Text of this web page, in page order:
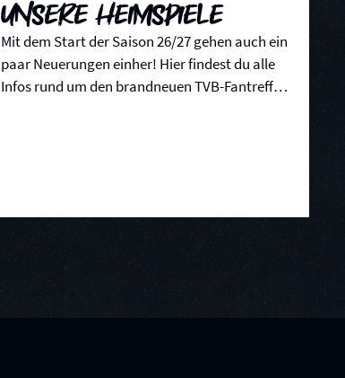
unsere Heimspiele
Mit dem Start der Saison 26/27 gehen auch ein
paar Neuerungen einher! Hier findest du alle
Infos rund um den brandneuen TVB-Fantreff,